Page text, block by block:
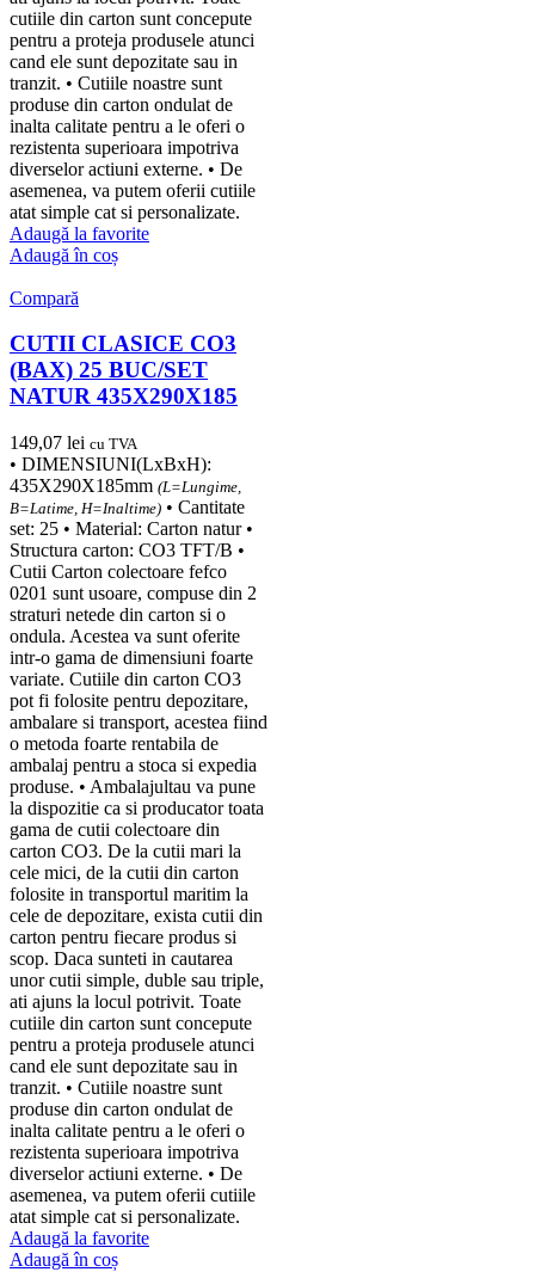
cutiile din carton sunt concepute
pentru a proteja produsele atunci
cand ele sunt depozitate sau in
tranzit. • Cutiile noastre sunt
produse din carton ondulat de
inalta calitate pentru a le oferi o
rezistenta superioara impotriva
diverselor actiuni externe. • De
asemenea, va putem oferii cutiile
atat simple cat si personalizate.
Adaugă la favorite
Adaugă în coș
Compară
CUTII CLASICE CO3
(BAX) 25 BUC/SET
NATUR 435X290X185
149,07 lei cu TVA
• DIMENSIUNI(LxBxH):
435X290X185mm (L=Lungime,
B=Latime, H=Inaltime) • Cantitate
set: 25 • Material: Carton natur •
Structura carton: CO3 TFT/B •
Cutii Carton colectoare fefco
0201 sunt usoare, compuse din 2
straturi netede din carton si o
ondula. Acestea va sunt oferite
intr-o gama de dimensiuni foarte
variate. Cutiile din carton CO3
pot fi folosite pentru depozitare,
ambalare si transport, acestea fiind
o metoda foarte rentabila de
ambalaj pentru a stoca si expedia
produse. • Ambalajultau va pune
la dispozitie ca si producator toata
gama de cutii colectoare din
carton CO3. De la cutii mari la
cele mici, de la cutii din carton
folosite in transportul maritim la
cele de depozitare, exista cutii din
carton pentru fiecare produs si
scop. Daca sunteti in cautarea
unor cutii simple, duble sau triple,
ati ajuns la locul potrivit. Toate
cutiile din carton sunt concepute
pentru a proteja produsele atunci
cand ele sunt depozitate sau in
tranzit. • Cutiile noastre sunt
produse din carton ondulat de
inalta calitate pentru a le oferi o
rezistenta superioara impotriva
diverselor actiuni externe. • De
asemenea, va putem oferii cutiile
atat simple cat si personalizate.
Adaugă la favorite
Adaugă în coș